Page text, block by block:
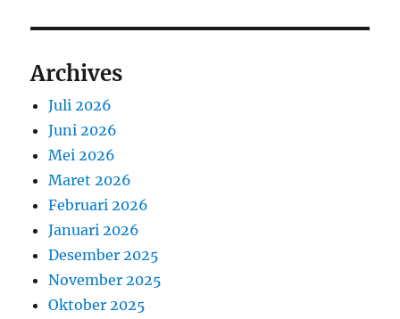
Archives
Juli 2026
Juni 2026
Mei 2026
Maret 2026
Februari 2026
Januari 2026
Desember 2025
November 2025
Oktober 2025